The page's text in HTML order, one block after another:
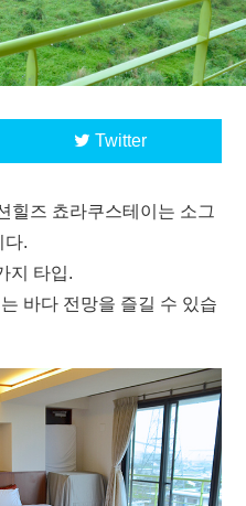
Twitter
힐즈 쵸라쿠스테이는 소그
다.
지 타입.
바다 전망을 즐길 수 있습